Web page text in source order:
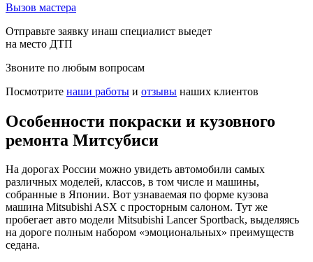
Вызов мастера
Отправьте заявку инаш специалист выедет
на место ДТП
Звоните по любым вопросам
Посмотрите наши работы и отзывы наших клиентов
Особенности покраски и кузовного
ремонта Митсубиси
На дорогах России можно увидеть автомобили самых
различных моделей, классов, в том числе и машины,
собранные в Японии. Вот узнаваемая по форме кузова
машина Mitsubishi ASX с просторным салоном. Тут же
пробегает авто модели Mitsubishi Lancer Sportback, выделяясь
на дороге полным набором «эмоциональных» преимуществ
седана.